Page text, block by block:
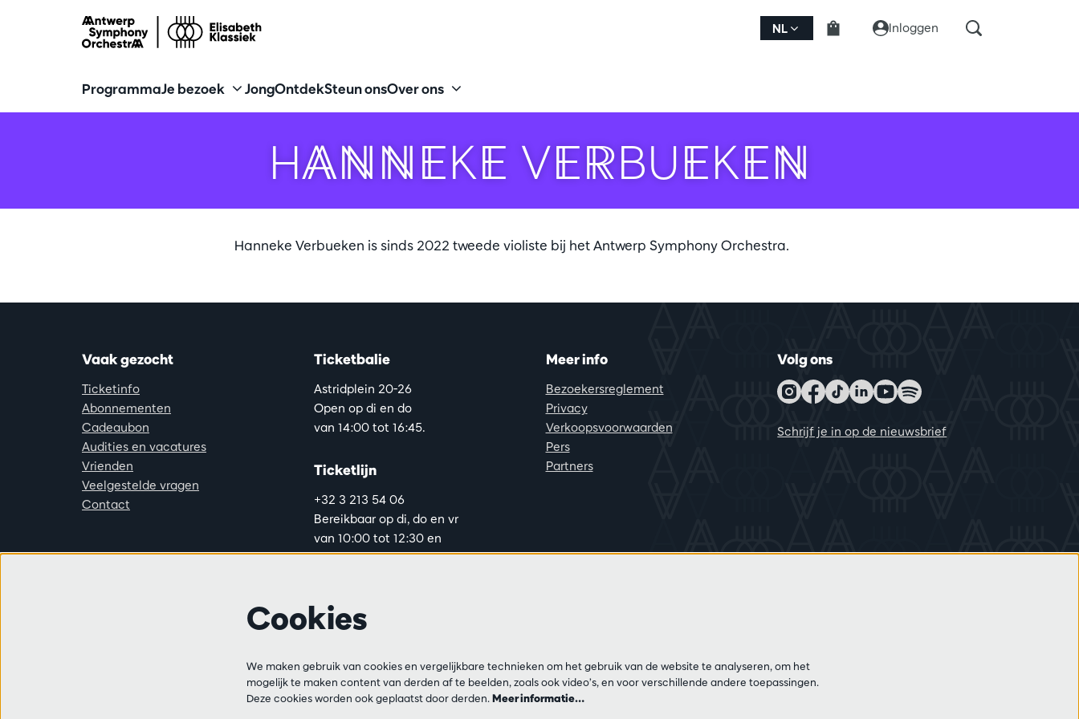
NL Inloggen
ProgrammaJe bezoek JongOntdekSteun onsOver ons
HANNEKE VERBUEKEN
Hanneke Verbueken is sinds 2022 tweede violiste bij het Antwerp Symphony Orchestra.
Vaak gezocht
Ticketinfo
Abonnementen
Cadeaubon
Audities en vacatures
Vrienden
Veelgestelde vragen
Contact
Ticketbalie
Astridplein 20-26
Open op di en do
van 14:00 tot 16:45.
Ticketlijn
+32 3 213 54 06
Bereikbaar op di, do en vr
van 10:00 tot 12:30 en
van 14:00 tot 17:00.
Meer info
Bezoekersreglement
Privacy
Verkoopsvoorwaarden
Pers
Partners
Volg ons
Schrijf je in op de nieuwsbrief
Cookies
We maken gebruik van cookies en vergelijkbare technieken om het gebruik van de website te analyseren, om het
mogelijk te maken content van derden af te beelden, zoals ook video’s, en voor verschillende andere toepassingen.
Deze cookies worden ook geplaatst door derden.Meer informatie…